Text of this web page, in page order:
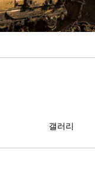
갤러리